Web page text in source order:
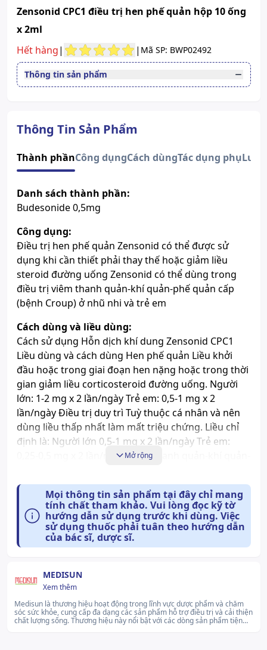
Zensonid CPC1 điều trị hen phế quản hộp 10 ống
x 2ml
Hết hàng| | Mã SP: BWP02492
Thông tin sản phẩm
Quy cách
Hộp 10 ống x 2ml
Dạng bào chế
Số đăng ký
VD-28735-17 Sao chép
Hướng dẫn tra cứu số đăng ký thuốc được cấp phép
Thông Tin Sản Phẩm
Thành phầnCông dụngCách dùngTác dụng phụLưu
Danh sách thành phần:
Budesonide 0,5mg
Công dụng:
Điều trị hen phế quản Zensonid có thể được sử
dụng khi cần thiết phải thay thế hoặc giảm liều
steroid đường uống Zensonid có thể dùng trong
điều trị viêm thanh quản-khí quản-phế quản cấp
(bệnh Croup) ở nhũ nhi và trẻ em
Cách dùng và liều dùng:
Cách sử dụng Hỗn dịch khí dung Zensonid CPC1
Liều dùng và cách dùng Hen phế quản Liều khởi
đầu hoặc trong giai đoạn hen nặng hoặc trong thời
gian giảm liều corticosteroid đường uống. Người
lớn: 1-2 mg x 2 lần/ngày Trẻ em: 0,5-1 mg x 2
lần/ngày Điều trị duy trì Tuỳ thuộc cá nhân và nên
dùng liều thấp nhất làm mất triệu chứng. Liều chỉ
định là: Người lớn 0,5-1 mg x 2 lần/ngày Trẻ em:
0,25-0,5 mg x 2 lần/ngày Viêm thanh quản-khí quản-
mắc bệnh Croup, liều thông thường 2 mg
budesonide dạng xông khí dung dùng 1 lần. Cách
dùng Nên sử dụng với máy khí dung thích hợp.
Lượng thuốc phóng thích đến bệnh nhân thay đổi
từ 40--60 % liều sử dụng tùy thuộc vào thiết bị khí
phóng thích phụ thuộc vào tốc độ dòng khí, thể tích
buồng chứa và thể tích thuốc nạp vào. Thể tích
thuốc nạp vào cho hầu hết các máy khí dung là 2-4
ml. Hướng dẫn sử dụng: 1.Bẻ một lọ Zensonid 2ml
ra bằng cách xoay một lọ xuống phía dưới và tách
Mở rộng
Mọi thông tin sản phẩm tại đây chỉ mang
tính chất tham khảo. Vui lòng đọc kỹ tờ
hướng dẫn sử dụng trước khi dùng. Việc
sử dụng thuốc phải tuân theo hướng dẫn
của bác sĩ, dược sĩ.
MEDISUN
Xem thêm
Medisun là thương hiệu hoạt động trong lĩnh vực dược phẩm và chăm
sóc sức khỏe, cung cấp đa dạng các sản phẩm hỗ trợ điều trị và cải thiện
chất lượng sống. Thương hiệu này nổi bật với các dòng sản phẩm tiện